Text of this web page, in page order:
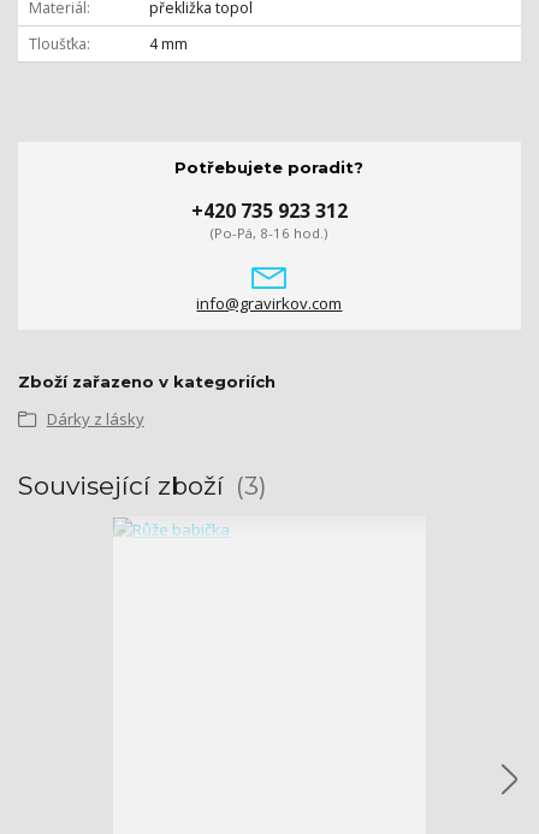
Materiál
překližka topol
Tloušťka
4 mm
Potřebujete poradit?
+420 735 923 312
(Po-Pá, 8-16 hod.)
info@gravirkov.com
Zboží zařazeno v kategoriích
Dárky z lásky
Související zboží 3